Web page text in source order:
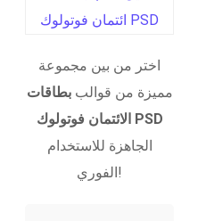
اختر من بين مجموعة
مميزة من قوالببطاقات
الائتمان فوتولوك PSD
الجاهزة للاستخدام
الفوري!